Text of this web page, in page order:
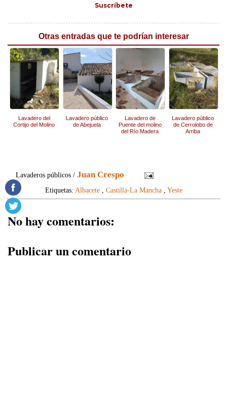
Suscríbete
Otras entradas que te podrían interesar
Lavadero del
Cortijo del Molino
Lavadero público
de Abejuela
Lavadero de
Puente del molino
del Río Madera
Lavadero público
de Cerrolobo de
Arriba
Lavaderos públicos /Juan Crespo
Etiquetas: Albacete, Castilla-La Mancha, Yeste
No hay comentarios:
Publicar un comentario